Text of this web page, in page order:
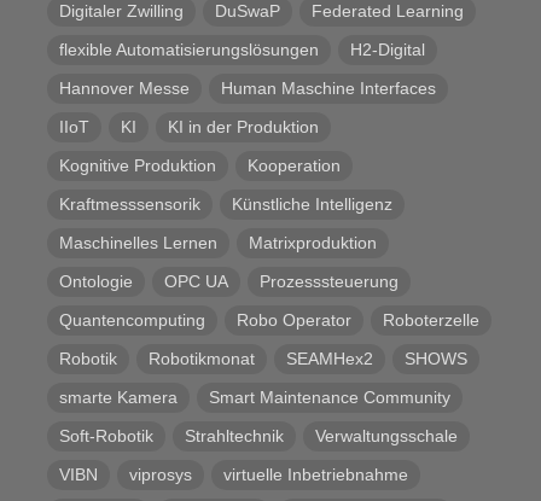
Digitaler Zwilling
DuSwaP
Federated Learning
flexible Automatisierungslösungen
H2-Digital
Hannover Messe
Human Maschine Interfaces
IIoT
KI
KI in der Produktion
Kognitive Produktion
Kooperation
Kraftmesssensorik
Künstliche Intelligenz
Maschinelles Lernen
Matrixproduktion
Ontologie
OPC UA
Prozesssteuerung
Quantencomputing
Robo Operator
Roboterzelle
Robotik
Robotikmonat SEAMHex2
SHOWS
smarte Kamera
Smart Maintenance Community
Soft-Robotik
Strahltechnik
Verwaltungsschale
VIBN
viprosys
virtuelle Inbetriebnahme